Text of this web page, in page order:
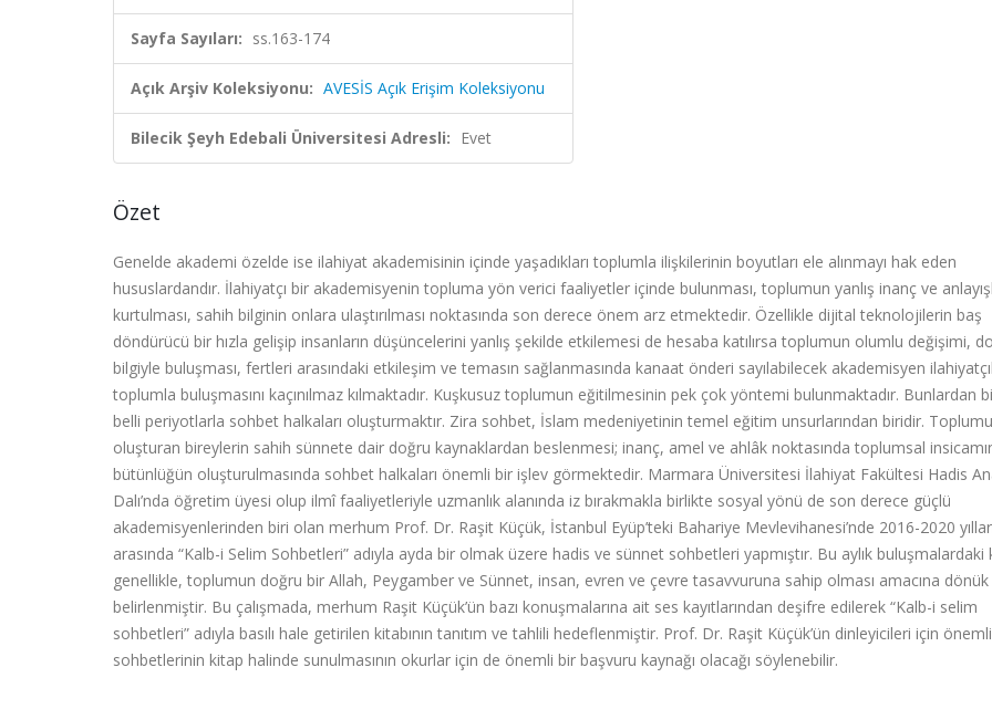
Sayfa Sayıları: ss.163-174
Açık Arşiv Koleksiyonu: AVESİS Açık Erişim Koleksiyonu
Bilecik Şeyh Edebali Üniversitesi Adresli: Evet
Özet
Genelde akademi özelde ise ilahiyat akademisinin içinde yaşadıkları toplumla ilişkilerinin boyutları ele alınmayı hak eden
hususlardandır. İlahiyatçı bir akademisyenin topluma yön verici faaliyetler içinde bulunması, toplumun yanlış inanç ve
kurtulması, sahih bilginin onlara ulaştırılması noktasında son derece önem arz etmektedir. Özellikle dijital teknolojilerin baş
döndürücü bir hızla gelişip insanların düşüncelerini yanlış şekilde etkilemesi de hesaba katılırsa toplumun olumlu değişimi,
bilgiyle buluşması, fertleri arasındaki etkileşim ve temasın sağlanmasında kanaat önderi sayılabilecek akademisyen
toplumla buluşmasını kaçınılmaz kılmaktadır. Kuşkusuz toplumun eğitilmesinin pek çok yöntemi bulunmaktadır. Bunlardan
belli periyotlarla sohbet halkaları oluşturmaktır. Zira sohbet, İslam medeniyetinin temel eğitim unsurlarından biridir. Toplumu
oluşturan bireylerin sahih sünnete dair doğru kaynaklardan beslenmesi; inanç, amel ve ahlâk noktasında toplumsal
bütünlüğün oluşturulmasında sohbet halkaları önemli bir işlev görmektedir. Marmara Üniversitesi İlahiyat Fakültesi Hadis
Dalı’nda öğretim üyesi olup ilmî faaliyetleriyle uzmanlık alanında iz bırakmakla birlikte sosyal yönü de son derece güçlü
akademisyenlerinden biri olan merhum Prof. Dr. Raşit Küçük, İstanbul Eyüp’teki Bahariye Mevlevihanesi’nde 2016-2020
arasında “Kalb-i Selim Sohbetleri” adıyla ayda bir olmak üzere hadis ve sünnet sohbetleri yapmıştır. Bu aylık buluşmalardaki
genellikle, toplumun doğru bir Allah, Peygamber ve Sünnet, insan, evren ve çevre tasavvuruna sahip olması amacına
belirlenmiştir. Bu çalışmada, merhum Raşit Küçük’ün bazı konuşmalarına ait ses kayıtlarından deşifre edilerek “Kalb-i selim
sohbetleri” adıyla basılı hale getirilen kitabının tanıtım ve tahlili hedeflenmiştir. Prof. Dr. Raşit Küçük’ün dinleyicileri için
sohbetlerinin kitap halinde sunulmasının okurlar için de önemli bir başvuru kaynağı olacağı söylenebilir.